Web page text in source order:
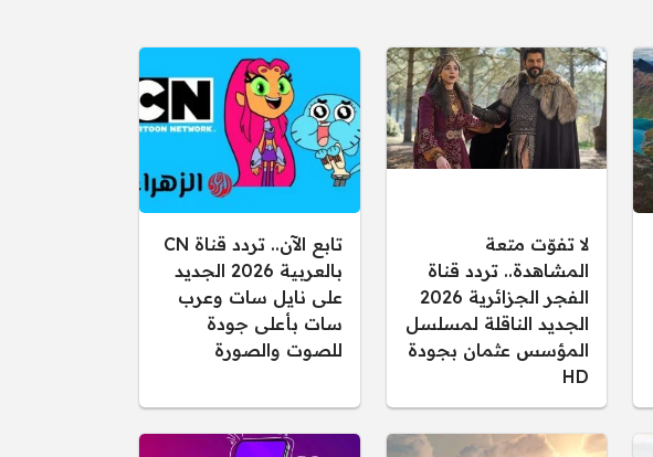
لا تفوّت متعة
المشاهدة.. تردد قناة
الفجر الجزائرية 2026
الجديد الناقلة لمسلسل
المؤسس عثمان بجودة
HD
تابع الآن.. تردد قناة CN
بالعربية 2026 الجديد
على نايل سات وعرب
سات بأعلى جودة
للصوت والصورة